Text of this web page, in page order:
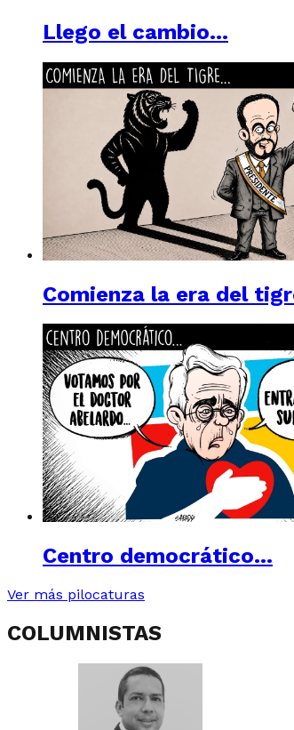
Llego el cambio…
Comienza la era del
Centro democrático…
Ver más pilocaturas
COLUMNISTAS